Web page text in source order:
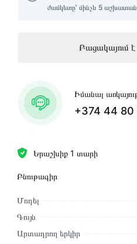
Երաշխիք 1 տարի
Բնութագիր
Մոդել
Գույն
Արտադրող երկիր
ժամկետը՝ մինչև 5
Բացակայում
Իմանալ
+374 44 80